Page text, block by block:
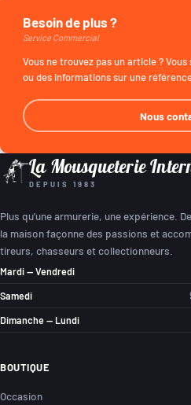
Besoin de plus ?
Service Commercial
Vous ne trouvez pas un article ?
ou des informations sur une
Nous
La Mousqueterie
DEPUIS 1983
Plus qu'une armurerie, une expérience.
la maison façonne des passions et
tireurs, chasseurs et collectionneurs.
Mardi — Vendredi
Samedi
Dimanche — Lundi
BOUTIQUE
Occasion